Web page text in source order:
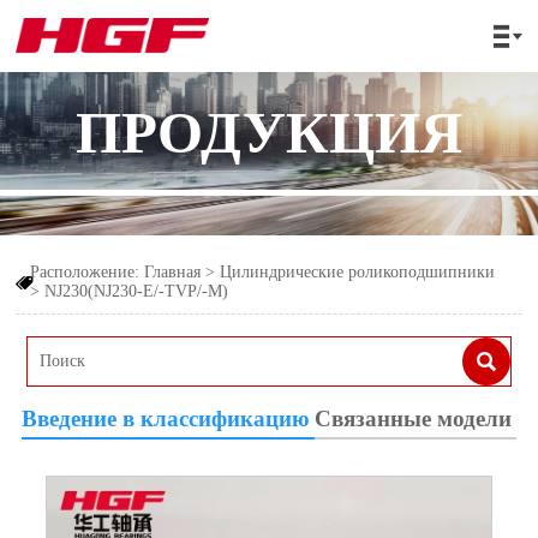

ПРОДУКЦИЯ

Расположение:Главная >Цилиндрические роликоподшипники
>NJ230(NJ230-E/-TVP/-M)

Введение в классификацию Связанные модели